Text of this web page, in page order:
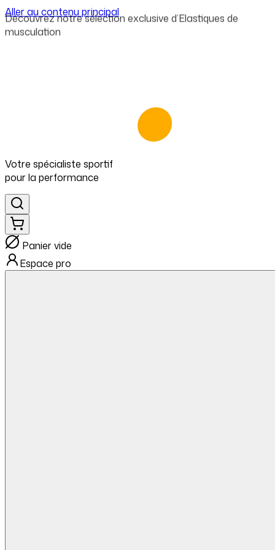
Aller au contenu principal
⁠Une sélection exigeante de marques premium pour
progresser
Votre spécialiste sportif
pourla performance
Panier vide
Espace pro